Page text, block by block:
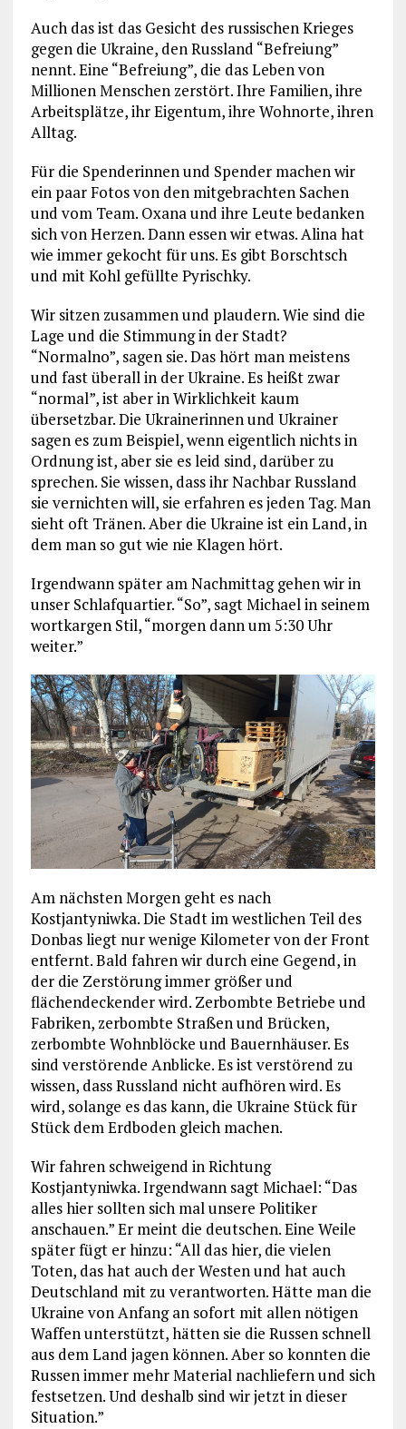
Auch das ist das Gesicht des russischen Krieges
gegen die Ukraine, den Russland “Befreiung”
nennt. Eine “Befreiung”, die das Leben von
Millionen Menschen zerstört. Ihre Familien, ihre
Arbeitsplätze, ihr Eigentum, ihre Wohnorte, ihren
Alltag.
Für die Spenderinnen und Spender machen wir
ein paar Fotos von den mitgebrachten Sachen
und vom Team. Oxana und ihre Leute bedanken
sich von Herzen. Dann essen wir etwas. Alina hat
wie immer gekocht für uns. Es gibt Borschtsch
und mit Kohl gefüllte Pyrischky.
Wir sitzen zusammen und plaudern. Wie sind die
Lage und die Stimmung in der Stadt?
“Normalno”, sagen sie. Das hört man meistens
und fast überall in der Ukraine. Es heißt zwar
“normal”, ist aber in Wirklichkeit kaum
übersetzbar. Die Ukrainerinnen und Ukrainer
sagen es zum Beispiel, wenn eigentlich nichts in
Ordnung ist, aber sie es leid sind, darüber zu
sprechen. Sie wissen, dass ihr Nachbar Russland
sie vernichten will, sie erfahren es jeden Tag. Man
sieht oft Tränen. Aber die Ukraine ist ein Land, in
dem man so gut wie nie Klagen hört.
Irgendwann später am Nachmittag gehen wir in
unser Schlafquartier. “So”, sagt Michael in seinem
wortkargen Stil, “morgen dann um 5:30 Uhr
weiter.”
Am nächsten Morgen geht es nach
Kostjantyniwka. Die Stadt im westlichen Teil des
Donbas liegt nur wenige Kilometer von der Front
entfernt. Bald fahren wir durch eine Gegend, in
der die Zerstörung immer größer und
flächendeckender wird. Zerbombte Betriebe und
Fabriken, zerbombte Straßen und Brücken,
zerbombte Wohnblöcke und Bauernhäuser. Es
sind verstörende Anblicke. Es ist verstörend zu
wissen, dass Russland nicht aufhören wird. Es
wird, solange es das kann, die Ukraine Stück für
Stück dem Erdboden gleich machen.
Wir fahren schweigend in Richtung
Kostjantyniwka. Irgendwann sagt Michael: “Das
alles hier sollten sich mal unsere Politiker
anschauen.” Er meint die deutschen. Eine Weile
später fügt er hinzu: “All das hier, die vielen
Toten, das hat auch der Westen und hat auch
Deutschland mit zu verantworten. Hätte man die
Ukraine von Anfang an sofort mit allen nötigen
Waffen unterstützt, hätten sie die Russen schnell
aus dem Land jagen können. Aber so konnten die
Russen immer mehr Material nachliefern und sich
festsetzen. Und deshalb sind wir jetzt in dieser
Situation.”